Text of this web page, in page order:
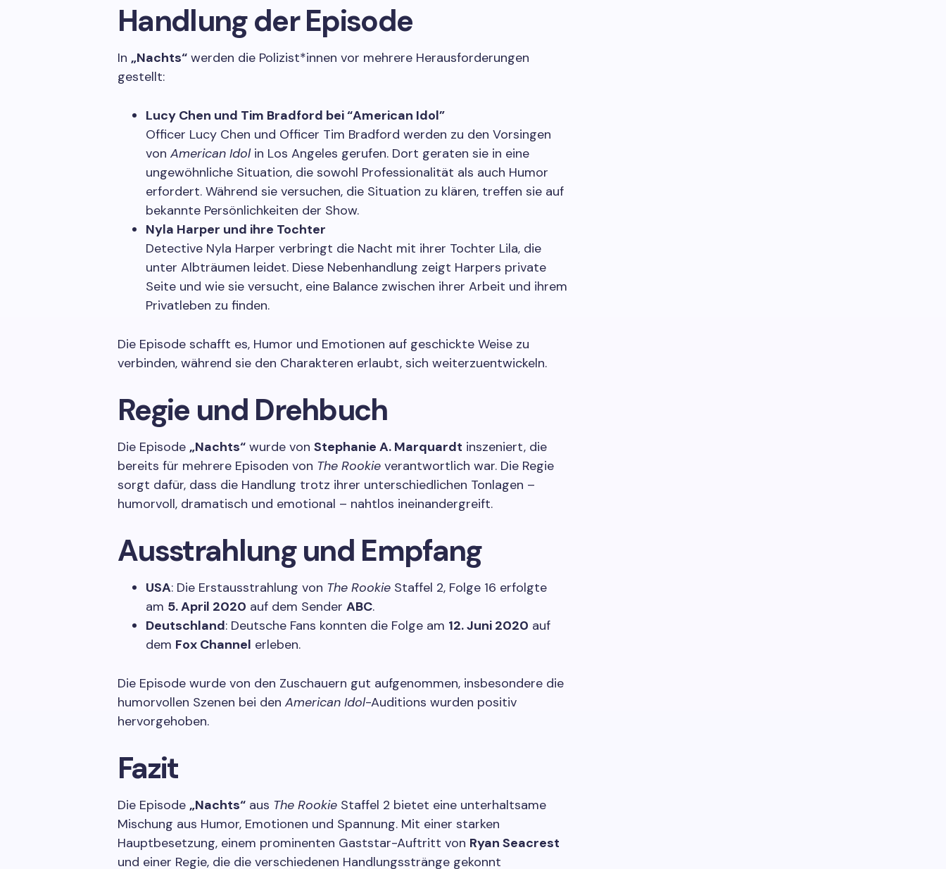
Handlung der Episode
In „Nachts“ werden die Polizist*innen vor mehrere Herausforderungen
gestellt:
Lucy Chen und Tim Bradford bei “American Idol”
Officer Lucy Chen und Officer Tim Bradford werden zu den Vorsingen
von American Idolin Los Angeles gerufen. Dort geraten sie in eine
ungewöhnliche Situation, die sowohl Professionalität als auch Humor
erfordert. Während sie versuchen, die Situation zu klären, treffen sie auf
bekannte Persönlichkeiten der Show.
Nyla Harper und ihre Tochter
Detective Nyla Harper verbringt die Nacht mit ihrer Tochter Lila, die
unter Albträumen leidet. Diese Nebenhandlung zeigt Harpers private
Seite und wie sie versucht, eine Balance zwischen ihrer Arbeit und ihrem
Privatleben zu finden.
Die Episode schafft es, Humor und Emotionen auf geschickte Weise zu
verbinden, während sie den Charakteren erlaubt, sich weiterzuentwickeln.
Regie und Drehbuch
Die Episode „Nachts“ wurde von Stephanie A. Marquardt inszeniert, die
bereits für mehrere Episoden von The Rookie verantwortlich war. Die Regie
sorgt dafür, dass die Handlung trotz ihrer unterschiedlichen Tonlagen –
humorvoll, dramatisch und emotional – nahtlos ineinandergreift.
Ausstrahlung und Empfang
USA: Die Erstausstrahlung von The Rookie Staffel 2, Folge 16 erfolgte
am 5. April 2020 auf dem Sender ABC.
Deutschland: Deutsche Fans konnten die Folge am 12. Juni 2020 auf
dem Fox Channel erleben.
Die Episode wurde von den Zuschauern gut aufgenommen, insbesondere die
humorvollen Szenen bei den American Idol-Auditions wurden positiv
hervorgehoben.
Fazit
Die Episode „Nachts“ aus The Rookie Staffel 2 bietet eine unterhaltsame
Mischung aus Humor, Emotionen und Spannung. Mit einer starken
Hauptbesetzung, einem prominenten Gaststar-Auftritt von Ryan Seacrest
und einer Regie, die die verschiedenen Handlungsstränge gekonnt